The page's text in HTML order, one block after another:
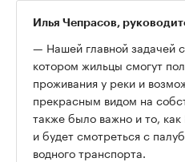
Илья Чепрасов,
— Нашей главной задачей
котором жильцы смогут
проживания у реки и
прекрасным видом на
также было важно и то,
и будет смотреться с
водного транспорта.